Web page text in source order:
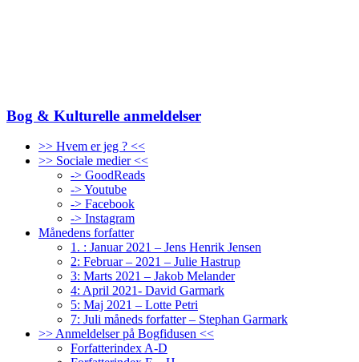
Bog & Kulturelle anmeldelser
>> Hvem er jeg ? <<
>> Sociale medier <<
-> GoodReads
-> Youtube
-> Facebook
-> Instagram
Månedens forfatter
1. : Januar 2021 – Jens Henrik Jensen
2: Februar – 2021 – Julie Hastrup
3: Marts 2021 – Jakob Melander
4: April 2021- David Garmark
5: Maj 2021 – Lotte Petri
7: Juli måneds forfatter – Stephan Garmark
>> Anmeldelser på Bogfidusen <<
Forfatterindex A-D